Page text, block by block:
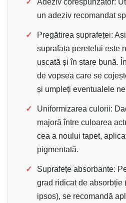
✓ Adeziv corespunzător:
un adeziv recomandat
✓ Pregătirea suprafeței:
suprafața peretelui este
uscată și în stare bună.
de vopsea care se
și umpleți eventualele
✓ Uniformizarea culorii:
majoră între culoarea
cea a noului tapet,
pigmentată.
✓ Suprafețe absorbante:
grad ridicat de absorbție
ipsos), se recomandă